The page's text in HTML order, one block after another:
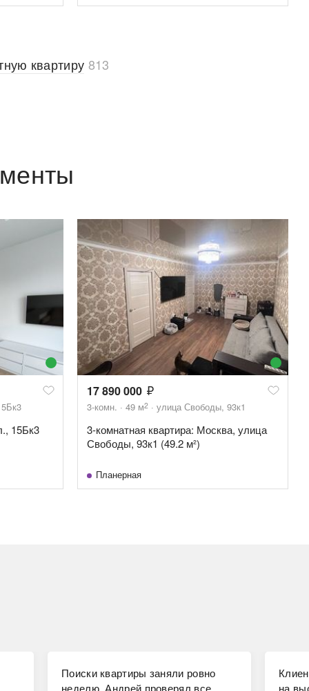
квартиру 813
15Бк3
17 890 000
3-комн. 49 м2 улица Свободы, 93к1
3-комнатная квартира: Москва, улица
Свободы, 93к1 (49.2 м²)
Планерная
Поиски квартиры заняли ровно